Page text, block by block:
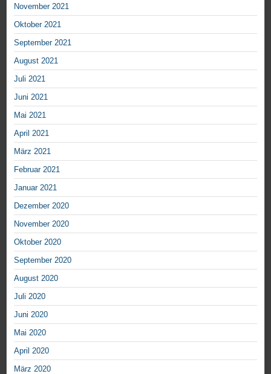
November 2021
Oktober 2021
September 2021
August 2021
Juli 2021
Juni 2021
Mai 2021
April 2021
März 2021
Februar 2021
Januar 2021
Dezember 2020
November 2020
Oktober 2020
September 2020
August 2020
Juli 2020
Juni 2020
Mai 2020
April 2020
März 2020